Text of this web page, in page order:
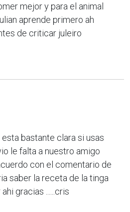
mejor y para el animal
aprende primero ah
de criticar juleiro
bastante clara si usas
le falta a nuestro amigo
con el comentario de
saber la receta de la tinga
gracias ......cris